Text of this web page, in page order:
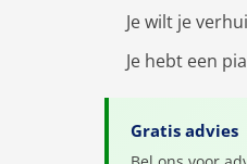
Je wilt je
Je hebt een
Gratis advies